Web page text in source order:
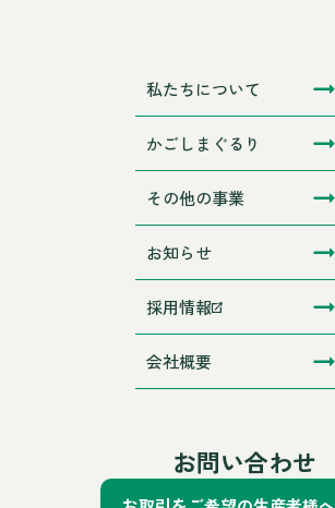
私たちについて
かごしまぐるり
その他の事業
お知らせ
採用情報
会社概要
お問い合わせ